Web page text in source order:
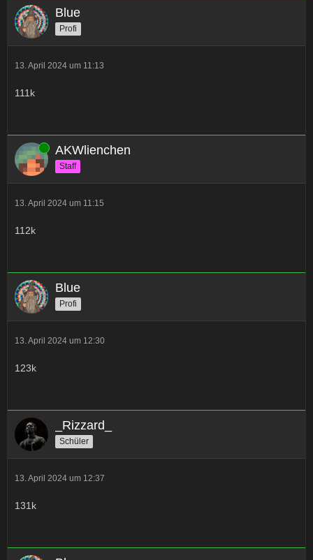
Blue
Profi
13. April 2024 um 11:13
111k
Online AKWlienchen
Staff
13. April 2024 um 11:15
112k
Blue
Profi
13. April 2024 um 12:30
123k
_Rizzard_
Schüler
13. April 2024 um 12:37
131k